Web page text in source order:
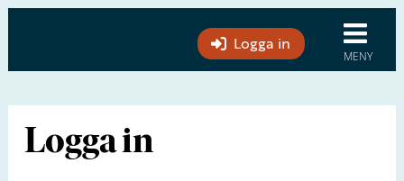
Logga in
Logga in